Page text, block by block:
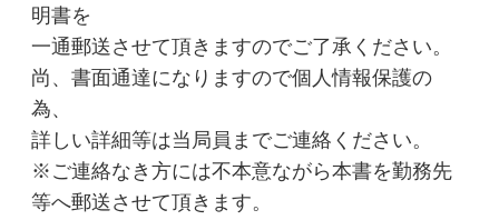
明書を
一通郵送させて頂きますのでご了承ください。
尚、書面通達になりますので個人情報保護の
為、
詳しい詳細等は当局員までご連絡ください。
※ご連絡なき方には不本意ながら本書を勤務先
等へ郵送させて頂きます。